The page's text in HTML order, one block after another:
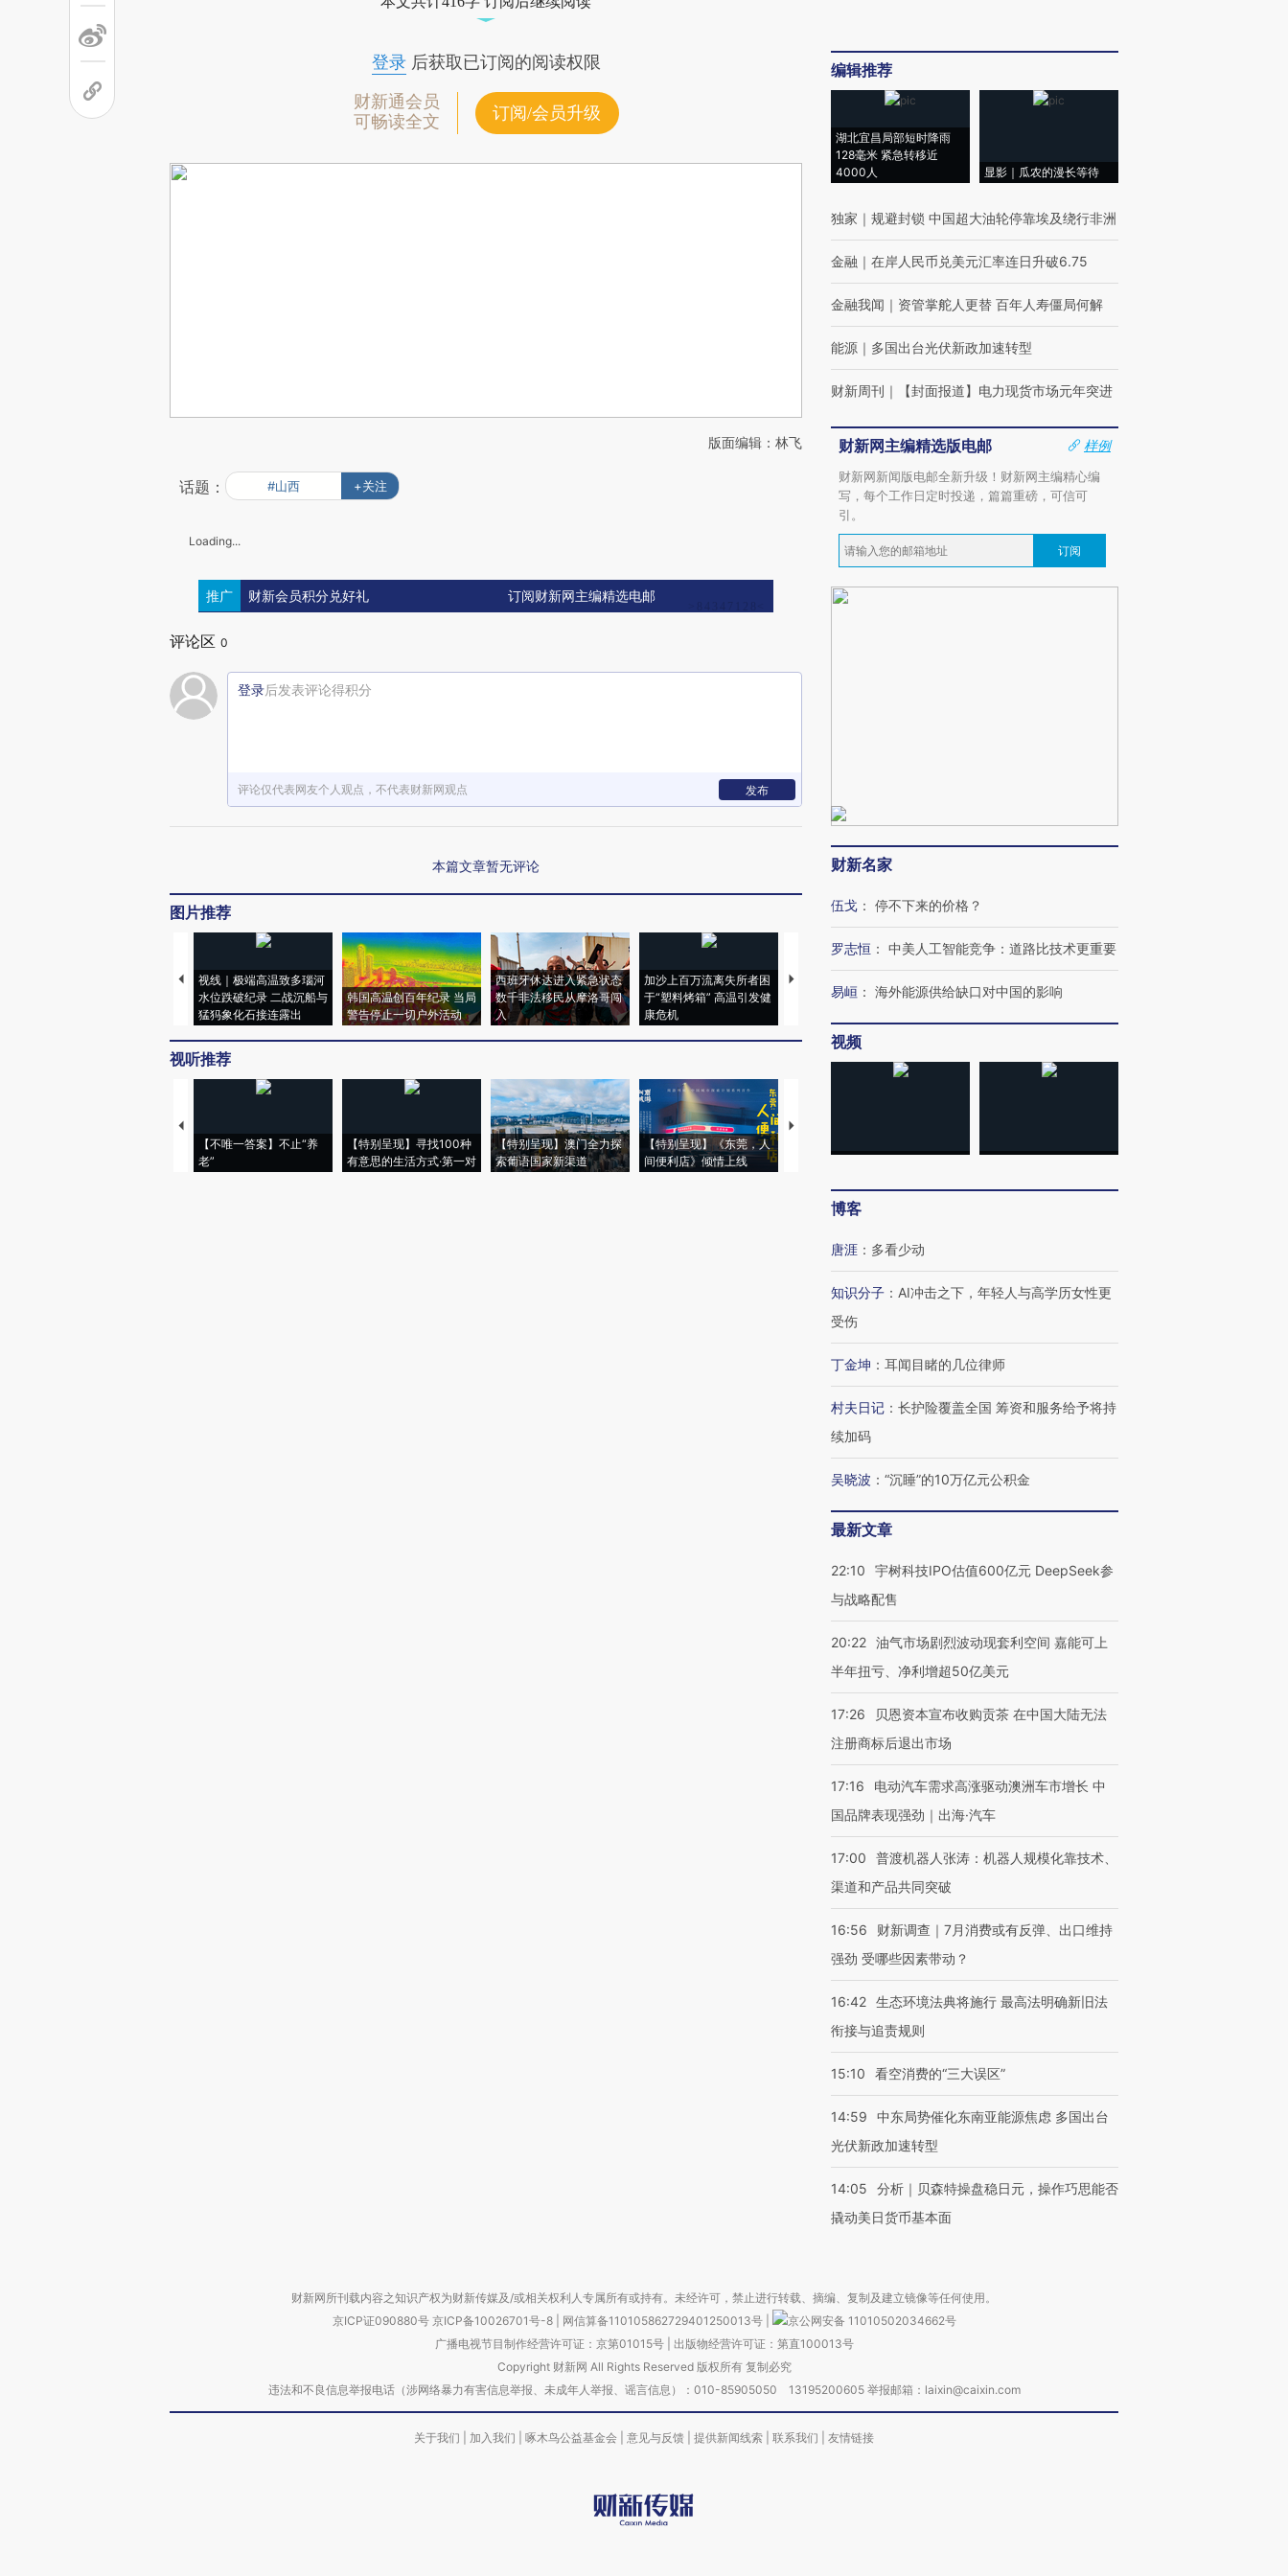
登录后获取已订阅的阅读权限
财新通会员
可畅读全文
订阅/会员升级
版面编辑：林飞
话题： #山西 +关注
Loading...
推广 财新会员积分兑好礼 订阅财新网主编精选电邮
评论区 0
登录后发表评论得积分
评论仅代表网友个人观点，不代表财新网观点 发布
本篇文章暂无评论
图片推荐
视线｜极端高温致多瑙河
水位跌破纪录 二战沉船与
猛犸象化石接连露出
韩国高温创百年纪录 当局
警告停止一切户外活动
西班牙休达进入紧急状态
数千非法移民从摩洛哥闯
入
加沙上百万流离失所者困
于“塑料烤箱” 高温引发健
康危机
视线｜HYROX的吸金
术：是什么让中产们甘
粒摇头丸 尿检体内含3种
视听推荐
【不唯一答案】不止“养
老”
【特别呈现】寻找100种
有意思的生活方式·第一对
【特别呈现】澳门全力探
索葡语国家新渠道
【特别呈现】《东莞，人
间便利店》倾情上线
【推广】走进第四届链博
编辑推荐
湖北宜昌局部短时降雨
128毫米 紧急转移近
4000人
显影｜瓜农的漫长等待
独家 ｜ 规避封锁 中国超大油轮停靠埃及绕行非洲
金融 ｜ 在岸人民币兑美元汇率连日升破6.75
金融我闻 ｜ 资管掌舵人更替 百年人寿僵局何解
能源 ｜ 多国出台光伏新政加速转型
财新周刊 ｜ 【封面报道】电力现货市场元年突进
财新网主编精选版电邮
样例
财新网新闻版电邮全新升级！财新网主编精心编
写，每个工作日定时投递，篇篇重磅，可信可
引。
订阅
财新名家
伍戈 ： 停不下来的价格？
罗志恒 ： 中美人工智能竞争：道路比技术更重要
易峘 ： 海外能源供给缺口对中国的影响
视频
博客
唐涯 ： 多看少动
知识分子 ： AI冲击之下，年轻人与高学历女性更
受伤
丁金坤 ： 耳闻目睹的几位律师
村夫日记 ： 长护险覆盖全国 筹资和服务给予将持
续加码
吴晓波 ： “沉睡”的10万亿元公积金
最新文章
22:10
宇树科技IPO估值600亿元 DeepSeek参
与战略配售
20:22 油气市场剧烈波动现套利空间 嘉能可上
半年扭亏、净利增超50亿美元
17:26
贝恩资本宣布收购贡茶 在中国大陆无法
注册商标后退出市场
17:16
电动汽车需求高涨驱动澳洲车市增长 中
国品牌表现强劲｜出海·汽车
17:00
普渡机器人张涛：机器人规模化靠技术、
渠道和产品共同突破
16:56
财新调查｜7月消费或有反弹、出口维持
强劲 受哪些因素带动？
16:42 生态环境法典将施行 最高法明确新旧法
衔接与追责规则
15:10 看空消费的“三大误区”
14:59
中东局势催化东南亚能源焦虑 多国出台
光伏新政加速转型
14:05
分析｜贝森特操盘稳日元，操作巧思能否
撬动美日货币基本面
财新网所刊载内容之知识产权为财新传媒及/或相关权利人专属所有或持有。未经许可，禁止进行转载、摘编、复制及建立镜像等任何使用。
京ICP证090880号 京ICP备10026701号-8 网信算备110105862729401250013号
京公网安备 11010502034662号
广播电视节目制作经营许可证：京第01015号| 出版物经营许可证：第直100013号
Copyright 财新网 All Rights Reserved 版权所有 复制必究
违法和不良信息举报电话（涉网络暴力有害信息举报、未成年人举报、谣言信息）：010-85905050 13195200605 举报邮箱：laixin@caixin.com
关于我们 加入我们 啄木鸟公益基金会 意见与反馈 提供新闻线索 联系我们 友情链接